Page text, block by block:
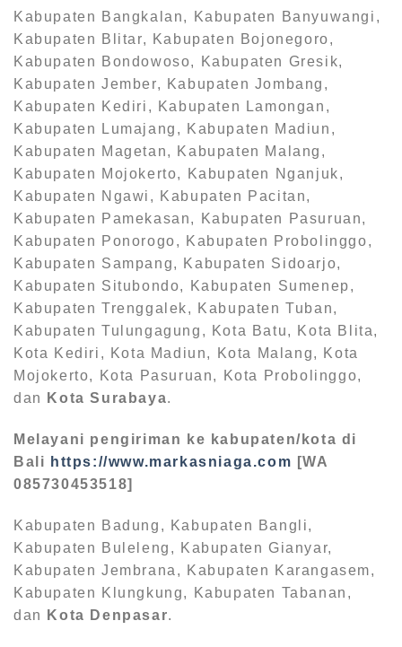
Kabupaten Bangkalan, Kabupaten Banyuwangi,
Kabupaten Blitar, Kabupaten Bojonegoro,
Kabupaten Bondowoso, Kabupaten Gresik,
Kabupaten Jember, Kabupaten Jombang,
Kabupaten Kediri, Kabupaten Lamongan,
Kabupaten Lumajang, Kabupaten Madiun,
Kabupaten Magetan, Kabupaten Malang,
Kabupaten Mojokerto, Kabupaten Nganjuk,
Kabupaten Ngawi, Kabupaten Pacitan,
Kabupaten Pamekasan, Kabupaten Pasuruan,
Kabupaten Ponorogo, Kabupaten Probolinggo,
Kabupaten Sampang, Kabupaten Sidoarjo,
Kabupaten Situbondo, Kabupaten Sumenep,
Kabupaten Trenggalek, Kabupaten Tuban,
Kabupaten Tulungagung, Kota Batu, Kota Blita,
Kota Kediri, Kota Madiun, Kota Malang, Kota
Mojokerto, Kota Pasuruan, Kota Probolinggo,
dan
Kota Surabaya.
Melayani pengiriman ke kabupaten/kota di
Bali https://www.markasniaga.com [WA
085730453518]
Kabupaten Badung, Kabupaten Bangli,
Kabupaten Buleleng, Kabupaten Gianyar,
Kabupaten Jembrana, Kabupaten Karangasem,
Kabupaten Klungkung, Kabupaten Tabanan,
dan
Kota Denpasar.